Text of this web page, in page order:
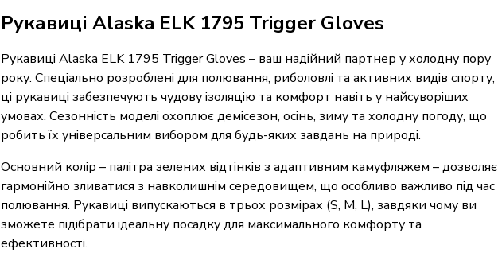
Рукавиці Alaska ELK 1795 Trigger Gloves
Рукавиці Alaska ELK 1795 Trigger Gloves – ваш надійний партнер у холодну пору
року. Спеціально розроблені для полювання, риболовлі та активних видів спорту,
ці рукавиці забезпечують чудову ізоляцію та комфорт навіть у найсуворіших
умовах. Сезонність моделі охоплює демісезон, осінь, зиму та холодну погоду, що
робить їх універсальним вибором для будь-яких завдань на природі.
Основний колір – палітра зелених відтінків з адаптивним камуфляжем – дозволяє
гармонійно зливатися з навколишнім середовищем, що особливо важливо під час
полювання. Рукавиці випускаються в трьох розмірах (S, M, L), завдяки чому ви
зможете підібрати ідеальну посадку для максимального комфорту та
ефективності.